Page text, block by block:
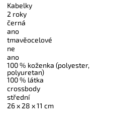
Kabelky
2 roky
černá
ano
tmavěocelové
ne
ano
100 % koženka (polyester,
polyuretan)
100 % látka
crossbody
střední
26 x 28 x 11 cm